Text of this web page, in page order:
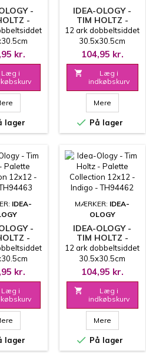
-
-
-
-
kr.
Læg i
lager
IDEA-OLOGY -
TIM HOLTZ -
PALETTE
COLLECTION
12X12 - PURPLE -
TH94464
12 ark dobbeltsiddet
30.5x30.5cm
104,95 kr.

Læg i
indkøbskurv
Mere
 På lager
IDEA-
-
-
BLUE -
kr.
Læg i
lager
MÆRKER: IDEA-
OLOGY
IDEA-OLOGY -
TIM HOLTZ -
PALETTE
COLLECTION
12X12 - INDIGO -
TH94462
12 ark dobbeltsiddet
30.5x30.5cm
104,95 kr.

Læg i
indkøbskurv
Mere
 På lager